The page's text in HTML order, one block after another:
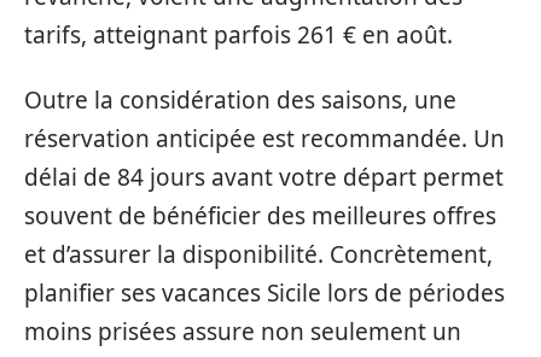
tarifs, atteignant parfois 261 € en août.
Outre la considération des saisons, une
réservation anticipée est recommandée. Un
délai de 84 jours avant votre départ permet
souvent de bénéficier des meilleures offres
et d’assurer la disponibilité. Concrètement,
planifier ses vacances Sicile lors de périodes
moins prisées assure non seulement un